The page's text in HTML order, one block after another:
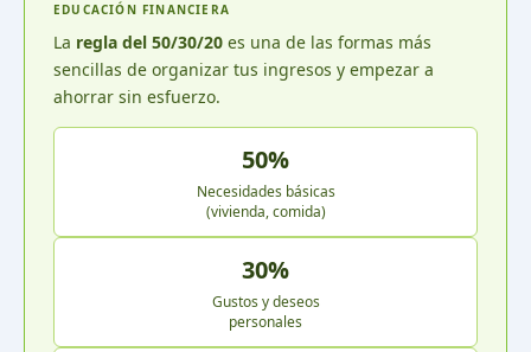
EDUCACIÓN FINANCIERA
La regla del 50/30/20 es una de las formas más
sencillas de organizar tus ingresos y empezar a
ahorrar sin esfuerzo.
50%
Necesidades básicas
(vivienda, comida)
30%
Gustos y deseos
personales